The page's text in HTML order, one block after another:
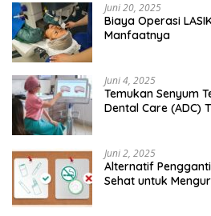
Juni 20, 2025
Biaya Operasi
Manfaatnya
Juni 4, 2025
Temukan Senyum
Dental Care (ADC)
Juni 2, 2025
Alternatif
Sehat untuk